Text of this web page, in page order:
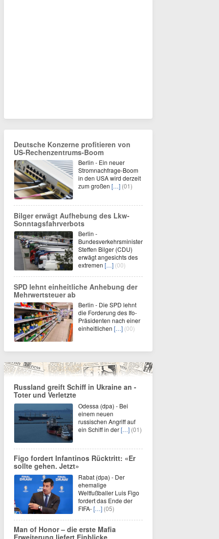
Deutsche Konzerne profitieren von
US-Rechenzentrums-Boom
Berlin - Ein neuer
Stromnachfrage-Boom
in den USA wird derzeit
zum großen […] (01)
Bilger erwägt Aufhebung des Lkw-
Sonntagsfahrverbots
Berlin -
Bundesverkehrsminister
Steffen Bilger (CDU)
erwägt angesichts des
extremen […] (00)
SPD lehnt einheitliche Anhebung der
Mehrwertsteuer ab
Berlin - Die SPD lehnt
die Forderung des Ifo-
Präsidenten nach einer
einheitlichen […] (00)
Russland greift Schiff in Ukraine an -
Toter und Verletzte
Odessa (dpa) - Bei
einem neuen
russischen Angriff auf
ein Schiff in der[…] (01)
Figo fordert Infantinos Rücktritt: «Er
sollte gehen. Jetzt»
Rabat (dpa) - Der
ehemalige
Weltfußballer Luis Figo
fordert das Ende der
FIFA-[…] (05)
Man of Honor – die erste Mafia
Erweiterung liefert Einblicke